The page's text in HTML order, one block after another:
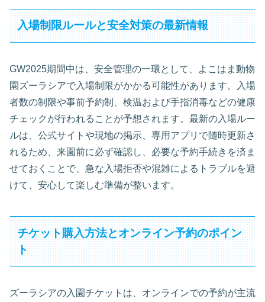
入場制限ルールと安全対策の最新情報
GW2025期間中は、安全管理の一環として、よこはま動物
園ズーラシアで入場制限がかかる可能性があります。入場
者数の制限や事前予約制、検温および手指消毒などの健康
チェックが行われることが予想されます。最新の入場ルー
ルは、公式サイトや現地の掲示、専用アプリで随時更新さ
れるため、来園前に必ず確認し、必要な予約手続きを済ま
せておくことで、急な入場拒否や混雑によるトラブルを避
けて、安心して楽しむ準備が整います。
チケット購入方法とオンライン予約のポイン
ト
ズーラシアの入園チケットは、オンラインでの予約が主流